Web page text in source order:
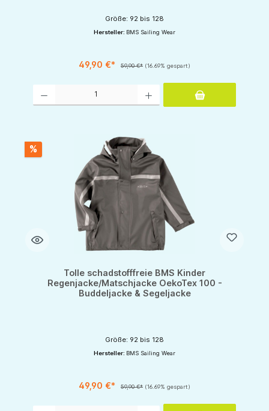
Größe: 92 bis 128
Hersteller: BMS Sailing Wear
49,90 €* 59,90 €* (16.69% gespart)
%
Tolle schadstofffreie BMS Kinder
Regenjacke/Matschjacke OekoTex 100 -
Buddeljacke & Segeljacke
Größe: 92 bis 128
Hersteller: BMS Sailing Wear
49,90 €* 59,90 €* (16.69% gespart)